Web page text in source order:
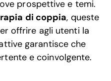
prospettive e temi.
di coppia, queste
offrire agli utenti la
garantisce che
e coinvolgente.